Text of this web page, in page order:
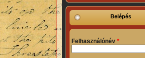
Belépés
Felhasználónév *